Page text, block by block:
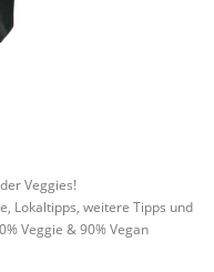
Veggies!
Lokaltipps, weitere Tipps und
Veggie & 90% Vegan